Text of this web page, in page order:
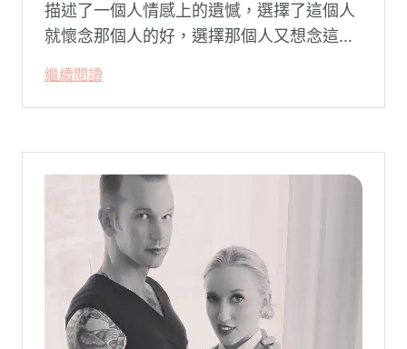
描述了一個人情感上的遺憾，選擇了這個人
就懷念那個人的好，選擇那個人又想念這個
繼續閱讀